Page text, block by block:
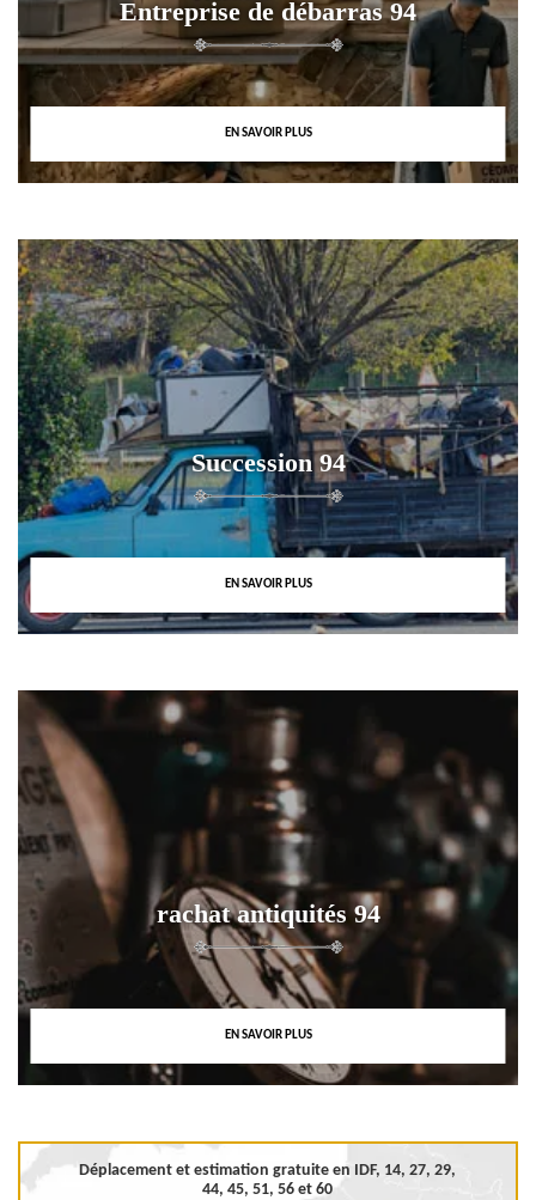
Entreprise de débarras 94
EN SAVOIR PLUS
Succession 94
EN SAVOIR PLUS
rachat antiquités 94
EN SAVOIR PLUS
Déplacement et estimation gratuite en IDF, 14, 27, 29,
44, 45, 51, 56 et 60